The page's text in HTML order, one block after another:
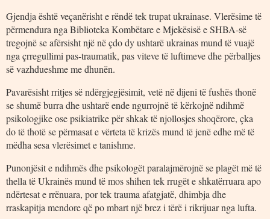
Gjendja është veçanërisht e rëndë tek trupat ukrainase. Vlerësime të
përmendura nga Biblioteka Kombëtare e Mjekësisë e SHBA-së
tregojnë se afërsisht një në çdo dy ushtarë ukrainas mund të vuajë
nga çrregullimi pas-traumatik, pas viteve të luftimeve dhe përballjes
së vazhdueshme me dhunën.
Pavarësisht rritjes së ndërgjegjësimit, vetë në dijeni të fushës thonë
se shumë burra dhe ushtarë ende ngurrojnë të kërkojnë ndihmë
psikologjike ose psikiatrike për shkak të njollosjes shoqërore, çka
do të thotë se përmasat e vërteta të krizës mund të jenë edhe më të
mëdha sesa vlerësimet e tanishme.
Punonjësit e ndihmës dhe psikologët paralajmërojnë se plagët më të
thella të Ukrainës mund të mos shihen tek rrugët e shkatërruara apo
ndërtesat e rrënuara, por tek trauma afatgjatë, dhimbja dhe
rraskapitja mendore që po mbart një brez i tërë i rikrijuar nga lufta.